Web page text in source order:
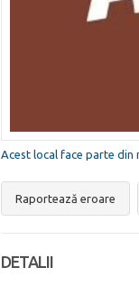
Acest local face parte din
Raportează eroare
DETALII